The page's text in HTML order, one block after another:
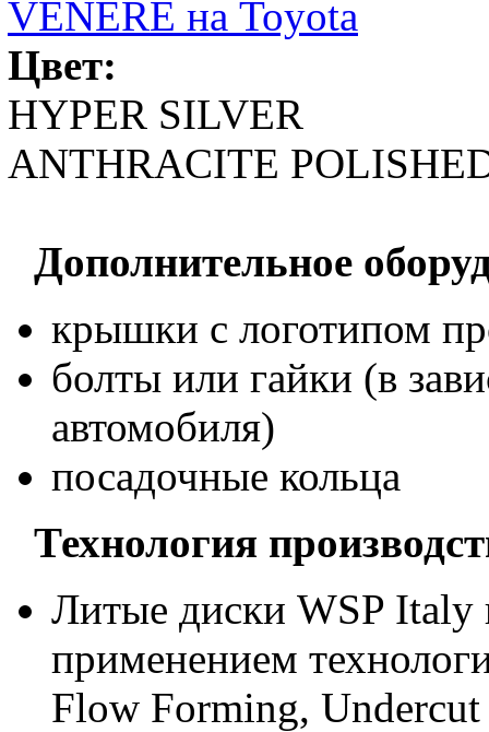
Цвет:
HYPER SILVER
ANTHRACITE
Дополнительное
крышки с логотипом
болты или гайки (в
автомобиля)
посадочные кольца
Технология
Литые диски WSP Italy
применением
Flow Forming,